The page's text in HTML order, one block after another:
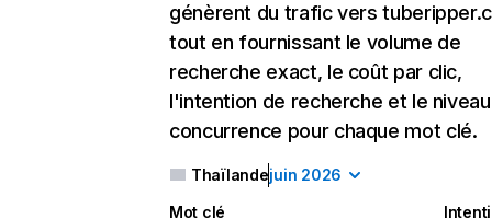
génèrent du trafic vers
tout en fournissant le volume de
recherche exact, le coût par clic,
l'intention de recherche et le
concurrence pour chaque mot clé.
Thaïlandejuin 2026
Mot clé